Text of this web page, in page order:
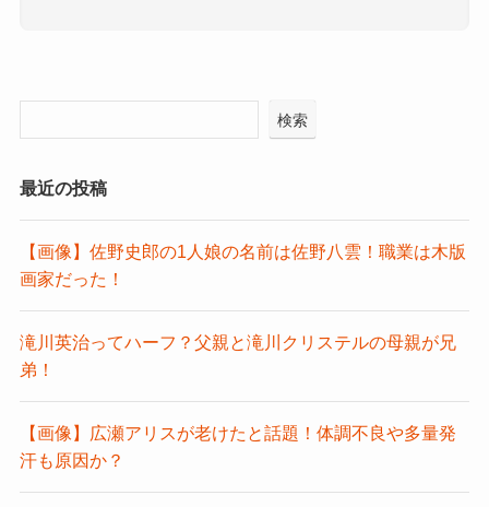
検索
最近の投稿
【画像】佐野史郎の1人娘の名前は佐野八雲！職業は木版
画家だった！
滝川英治ってハーフ？父親と滝川クリステルの母親が兄
弟！
【画像】広瀬アリスが老けたと話題！体調不良や多量発
汗も原因か？